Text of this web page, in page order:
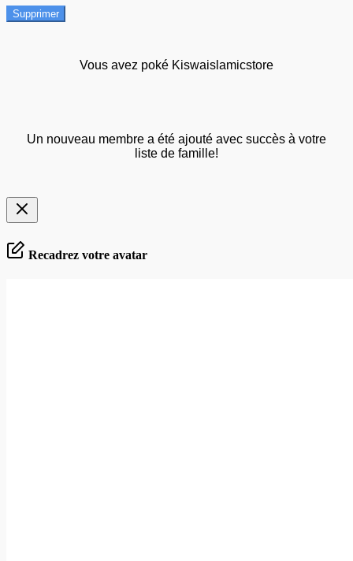
Supprimer
Vous avez poké Kiswaislamicstore
Un nouveau membre a été ajouté avec succès à votre
liste de famille!
Recadrez votre avatar